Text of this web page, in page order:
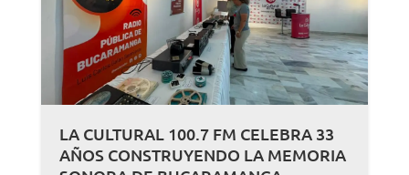
LA CULTURAL 100.7 FM CELEBRA 33
AÑOS CONSTRUYENDO LA MEMORIA